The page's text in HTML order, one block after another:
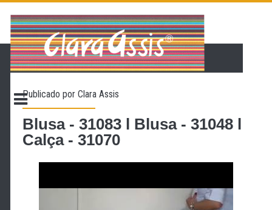
PÁGINA INICIAL
LOJA VIRTUAL
CONTATO
PROMOÇÃO
NOSSA HISTÓRIA
Publicado porClara Assis
Blusa - 31083 l Blusa - 31048 l
Calça - 31070